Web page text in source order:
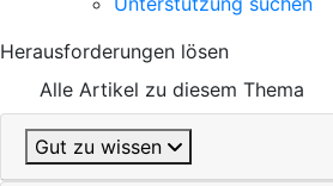
Herausforderungen lösen
Alle Artikel zu diesem Thema
Gut zu wissen